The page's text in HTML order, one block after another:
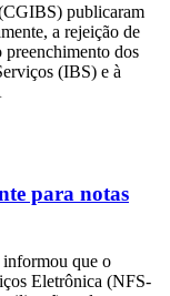
publicaram
a rejeição de
preenchimento dos
(IBS) e à
para notas
que o
Eletrônica (NFS-